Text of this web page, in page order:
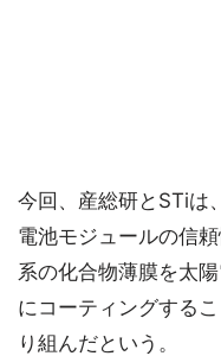
今回、産総研とSTiは
電池モジュールの信
系の化合物薄膜を太
にコーティングする
り組んだという。